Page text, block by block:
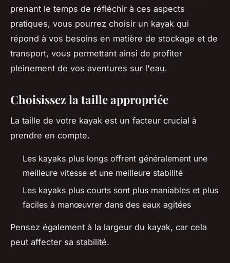
prenant le temps de réfléchir à ces aspects
pratiques, vous pourrez choisir un kayak qui
répond à vos besoins en matière de stockage et de
transport, vous permettant ainsi de profiter
pleinement de vos aventures sur l'eau.
Choisissez la taille appropriée
La taille de votre kayak est un facteur crucial à
prendre en compte.
Les kayaks plus longs offrent généralement une
meilleure vitesse et une meilleure stabilité
Les kayaks plus courts sont plus maniables et plus
faciles à manœuvrer dans des eaux agitées
Pensez également à la largeur du kayak, car cela
peut affecter sa stabilité.